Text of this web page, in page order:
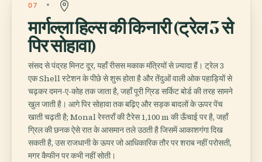
07
मार्गल्ला हिल्स की किनारी (ट्रेल 3 से
पिर सोहावा)
संसद से पंद्रह मिनट दूर, यहाँ रीसस मकाक मंत्रियों से ज़्यादा हैं। ट्रेल 3
एक Shell स्टेशन के पीछे से शुरू होता है और तेंदुओं वाली ओक पहाड़ियों से
चढ़कर दमन-ए-कोह तक जाता है, जहाँ पूरी ग्रिड सर्किट बोर्ड की तरह सामने
खुल जाती है। आगे पिर सोहावा तक बढ़िए और सड़क बादलों के ऊपर पेंच
खाती चढ़ती है; Monal रेस्तराँ की टैरेस 1,100 m की ऊँचाई पर है, जहाँ
ग्रिल की छनक ऐसे रात के आसमान तले उठती है जिसमें आकाशगंगा दिख
सकती है, उस राजधानी के ऊपर जो आधिकारिक तौर पर शराब नहीं परोसती,
मगर कैफीन पर कभी नहीं सोती।